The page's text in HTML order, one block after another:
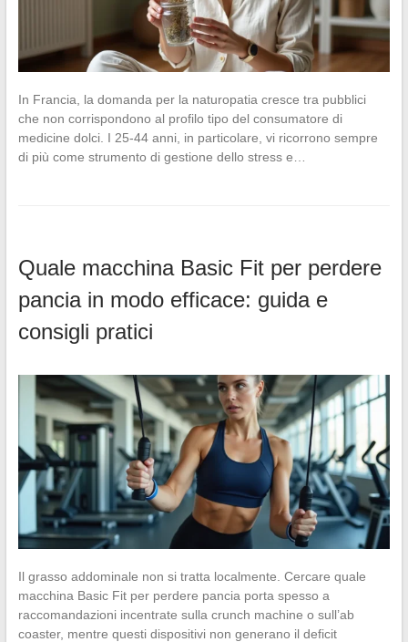
In Francia, la domanda per la naturopatia cresce tra pubblici
che non corrispondono al profilo tipo del consumatore di
medicine dolci. I 25-44 anni, in particolare, vi ricorrono sempre
di più come strumento di gestione dello stress e…
Quale macchina Basic Fit per perdere
pancia in modo efficace: guida e
consigli pratici
Il grasso addominale non si tratta localmente. Cercare quale
macchina Basic Fit per perdere pancia porta spesso a
raccomandazioni incentrate sulla crunch machine o sull’ab
coaster, mentre questi dispositivi non generano il deficit